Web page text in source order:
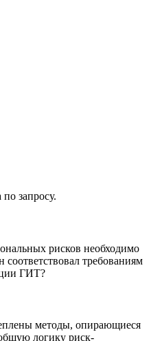
запросу.
рисков необходимо
соответствовал требованиям
ГИТ?
методы, опирающиеся
логику риск-